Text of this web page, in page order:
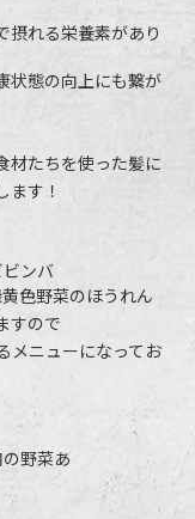
摂れる栄養素があり
状態の向上にも繋が
材たちを使った髪に
ます！
色野菜のほうれん
すので
メニューになってお